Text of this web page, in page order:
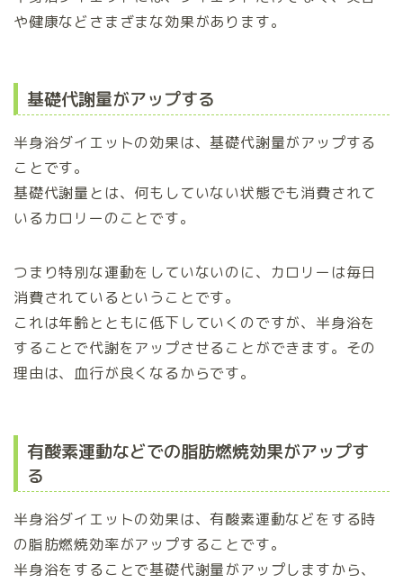
や健康などさまざまな効果があります。
基礎代謝量がアップする
半身浴ダイエットの効果は、基礎代謝量がアップする
ことです。
基礎代謝量とは、何もしていない状態でも消費されて
いるカロリーのことです。
つまり特別な運動をしていないのに、カロリーは毎日
消費されているということです。
これは年齢とともに低下していくのですが、半身浴を
することで代謝をアップさせることができます。その
理由は、血行が良くなるからです。
有酸素運動などでの脂肪燃焼効果がアップす
る
半身浴ダイエットの効果は、有酸素運動などをする時
の脂肪燃焼効率がアップすることです。
半身浴をすることで基礎代謝量がアップしますから、